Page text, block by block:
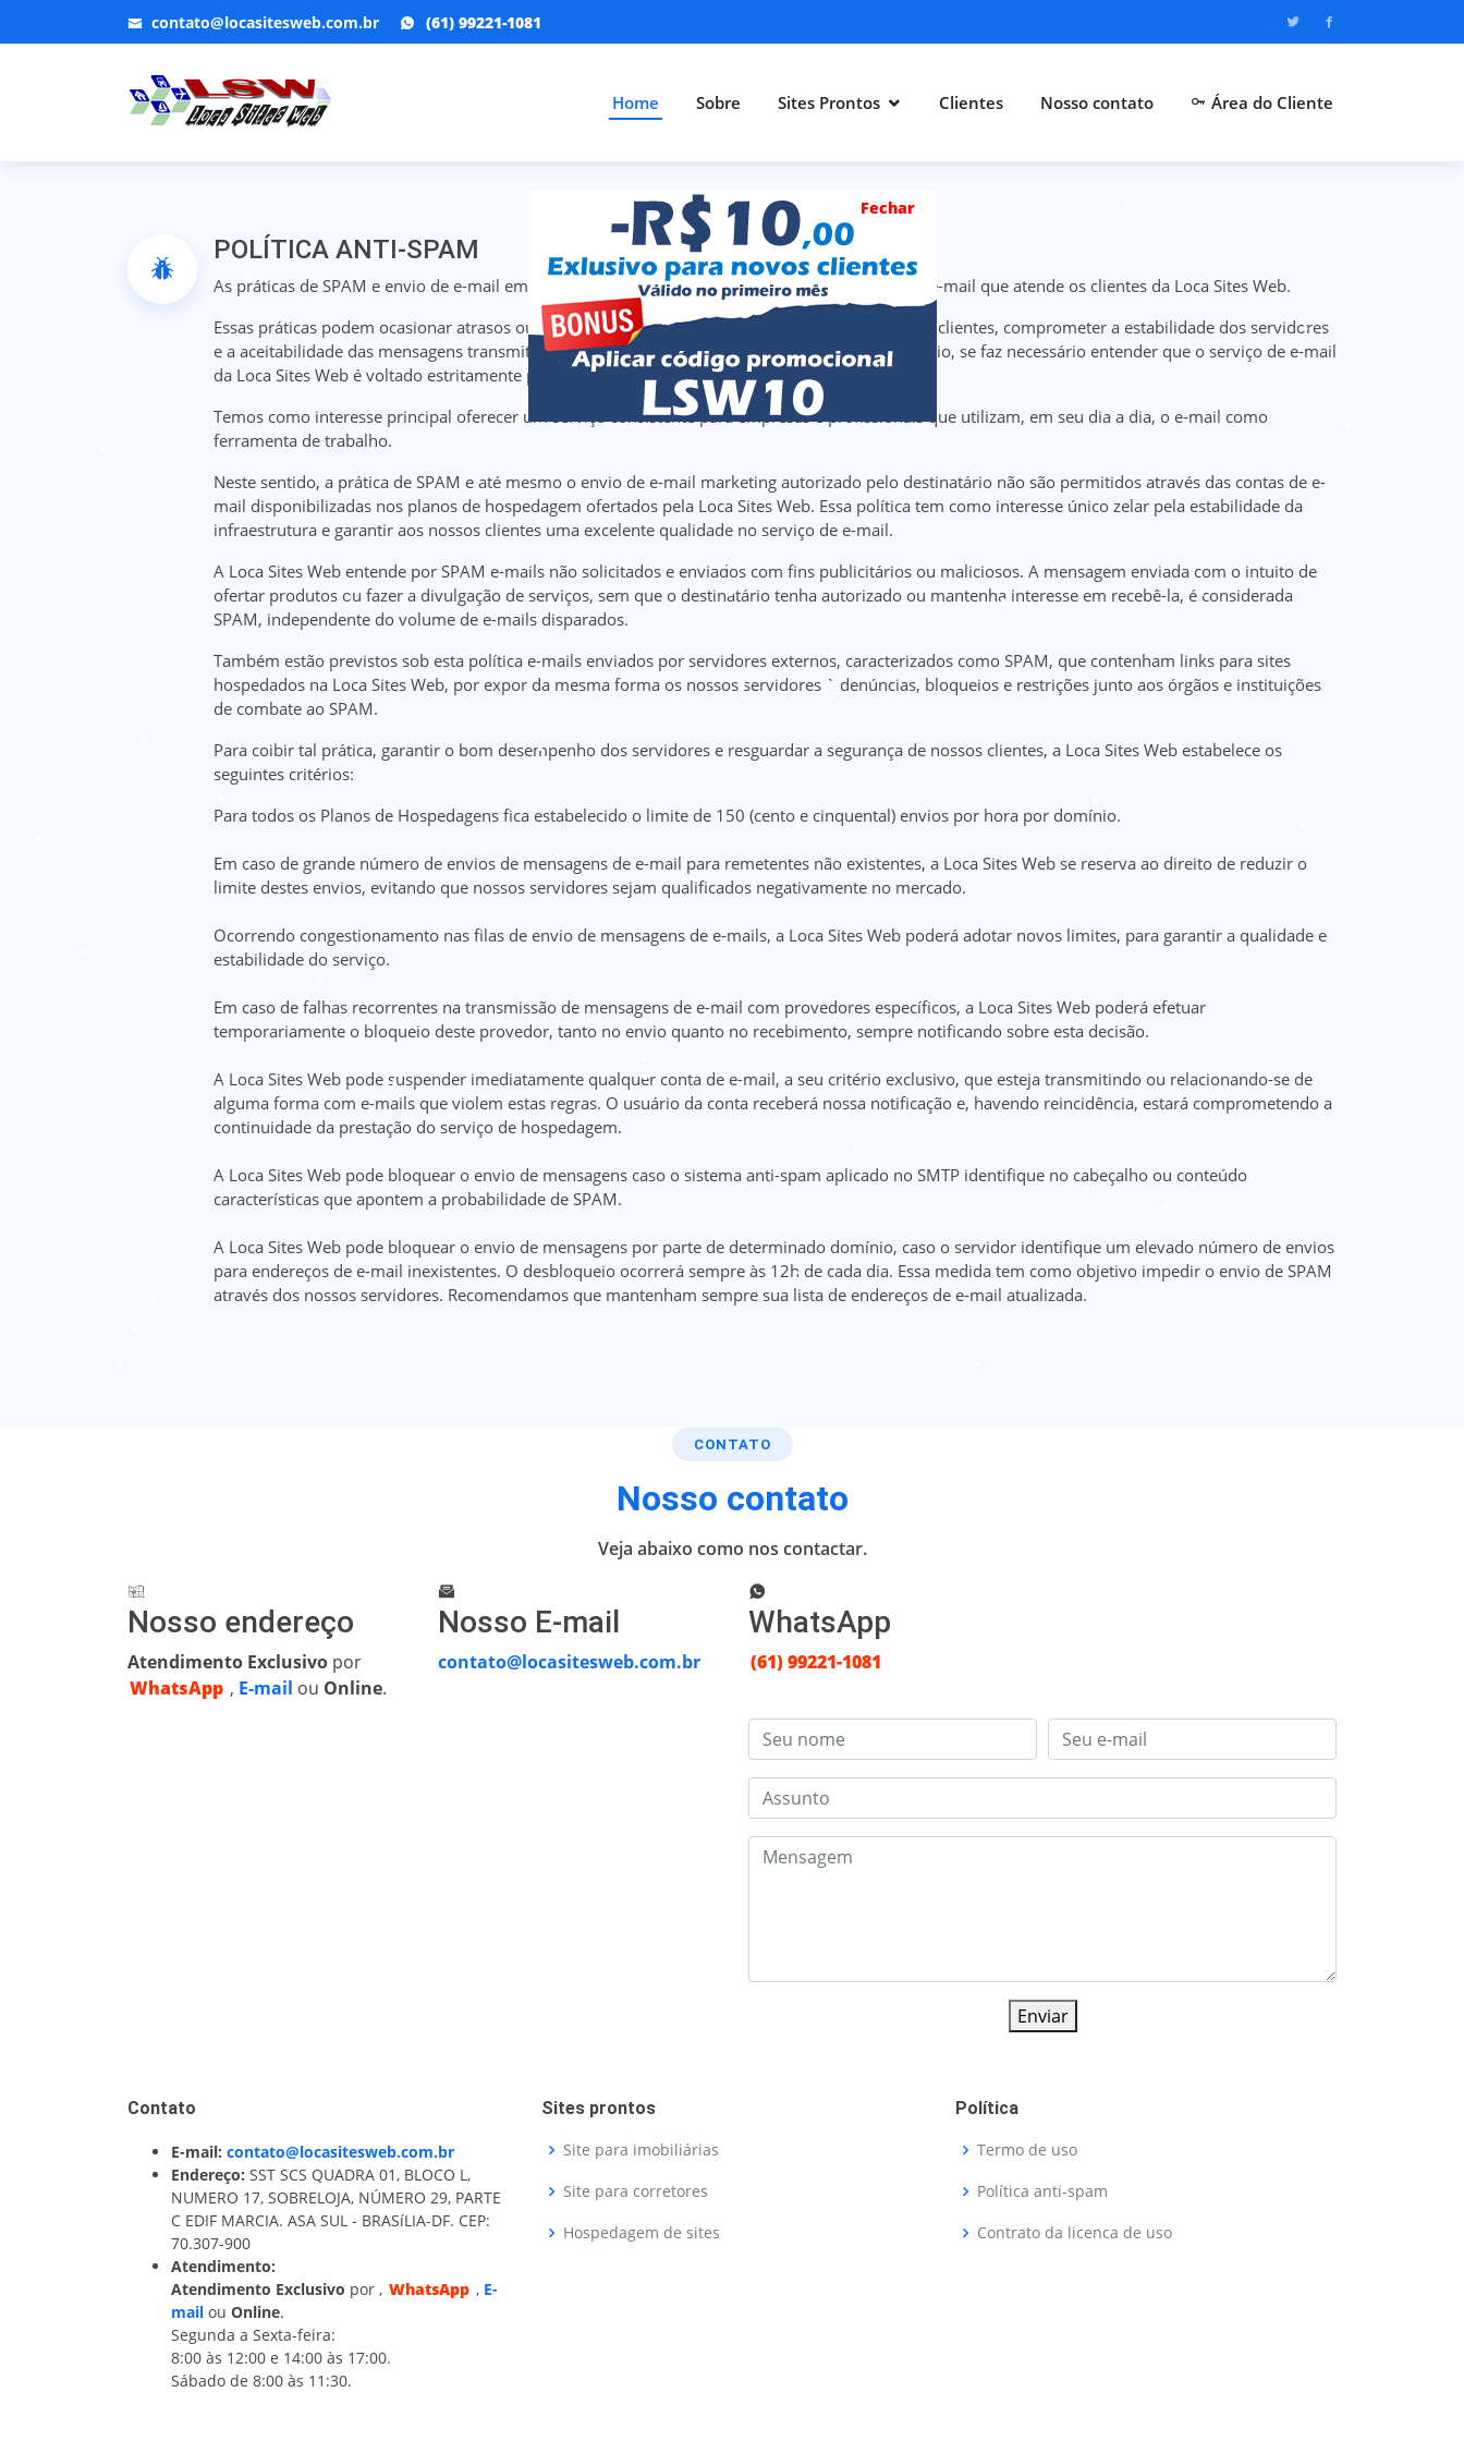
contato@locasitesweb.com.br (61) 99221-1081
Home Sobre Sites Prontos Clientes Nosso contato Área do Cliente
Fechar
POLÍTICA ANTI-SPAM
As práticas de SPAM e envio de e-mail em massa são altamente prejudiciais á infraestrutura de e-mail que atende os clientes da Loca Sites Web.
Essas práticas podem ocasionar atrasos ou bloqueios contra as mensagens enviadas por nossos clientes, comprometer a estabilidade dos servidores
e a aceitabilidade das mensagens transmitidas pela Loca Sites Web em outras redes. Neste cenário, se faz necessário entender que o serviço de e-mail
da Loca Sites Web é voltado estritamente para o uso profissional de correio eletrônico.
Temos como interesse principal oferecer um serviço consistente para empresas e profissionais que utilizam, em seu dia a dia, o e-mail como
ferramenta de trabalho.
Neste sentido, a prática de SPAM e até mesmo o envio de e-mail marketing autorizado pelo destinatário não são permitidos através das contas de e-
mail disponibilizadas nos planos de hospedagem ofertados pela Loca Sites Web. Essa política tem como interesse único zelar pela estabilidade da
infraestrutura e garantir aos nossos clientes uma excelente qualidade no serviço de e-mail.
A Loca Sites Web entende por SPAM e-mails não solicitados e enviados com fins publicitários ou maliciosos. A mensagem enviada com o intuito de
ofertar produtos ou fazer a divulgação de serviços, sem que o destinatário tenha autorizado ou mantenha interesse em recebê-la, é considerada
SPAM, independente do volume de e-mails disparados.
Também estão previstos sob esta política e-mails enviados por servidores externos, caracterizados como SPAM, que contenham links para sites
hospedados na Loca Sites Web, por expor da mesma forma os nossos servidores ` denúncias, bloqueios e restrições junto aos órgãos e instituições
de combate ao SPAM.
Para coibir tal prática, garantir o bom desempenho dos servidores e resguardar a segurança de nossos clientes, a Loca Sites Web estabelece os
seguintes critérios:
Para todos os Planos de Hospedagens fica estabelecido o limite de 150 (cento e cinquental) envios por hora por domínio.
Em caso de grande número de envios de mensagens de e-mail para remetentes não existentes, a Loca Sites Web se reserva ao direito de reduzir o
limite destes envios, evitando que nossos servidores sejam qualificados negativamente no mercado.
Ocorrendo congestionamento nas filas de envio de mensagens de e-mails, a Loca Sites Web poderá adotar novos limites, para garantir a qualidade e
estabilidade do serviço.
Em caso de falhas recorrentes na transmissão de mensagens de e-mail com provedores específicos, a Loca Sites Web poderá efetuar
temporariamente o bloqueio deste provedor, tanto no envio quanto no recebimento, sempre notificando sobre esta decisão.
A Loca Sites Web pode suspender imediatamente qualquer conta de e-mail, a seu critério exclusivo, que esteja transmitindo ou relacionando-se de
alguma forma com e-mails que violem estas regras. O usuário da conta receberá nossa notificação e, havendo reincidência, estará comprometendo a
continuidade da prestação do serviço de hospedagem.
A Loca Sites Web pode bloquear o envio de mensagens caso o sistema anti-spam aplicado no SMTP identifique no cabeçalho ou conteúdo
características que apontem a probabilidade de SPAM.
A Loca Sites Web pode bloquear o envio de mensagens por parte de determinado domínio, caso o servidor identifique um elevado número de envios
para endereços de e-mail inexistentes. O desbloqueio ocorrerá sempre às 12h de cada dia. Essa medida tem como objetivo impedir o envio de SPAM
através dos nossos servidores. Recomendamos que mantenham sempre sua lista de endereços de e-mail atualizada.
CONTATO
Nosso contato
Veja abaixo como nos contactar.
Nosso endereço
Atendimento Exclusivo por
WhatsApp , E-mail ou Online.
Nosso E-mail
contato@locasitesweb.com.br
WhatsApp
(61) 99221-1081
Enviar
Contato
E-mail: contato@locasitesweb.com.br
Endereço: SST SCS QUADRA 01, BLOCO L,
NUMERO 17, SOBRELOJA, NÚMERO 29, PARTE
C EDIF MARCIA. ASA SUL - BRASíLIA-DF. CEP:
70.307-900
Atendimento:
Atendimento Exclusivo por , WhatsApp , E-
mail ou Online.
Segunda a Sexta-feira:
8:00 às 12:00 e 14:00 às 17:00.
Sábado de 8:00 às 11:30.
Sites prontos
Site para imobiliárias
Site para corretores
Hospedagem de sites
Política
Termo de uso
Política anti-spam
Contrato da licenca de uso